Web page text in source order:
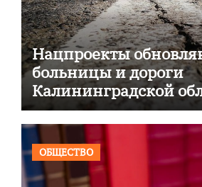
Нацпроекты
больницы и дороги
Калининградской
ОБЩЕСТВО